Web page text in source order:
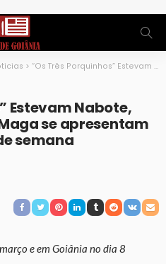
> “Os Três Porquinhos” Estevam Nabote, Victor Ahmar e Vini Maga se apresentam em Goiás neste fim de semana
Estevam Nabote,
se apresentam
semana
e em Goiânia no dia 8